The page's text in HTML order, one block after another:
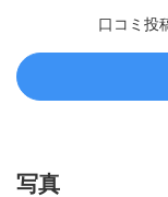
口コミ投
写真